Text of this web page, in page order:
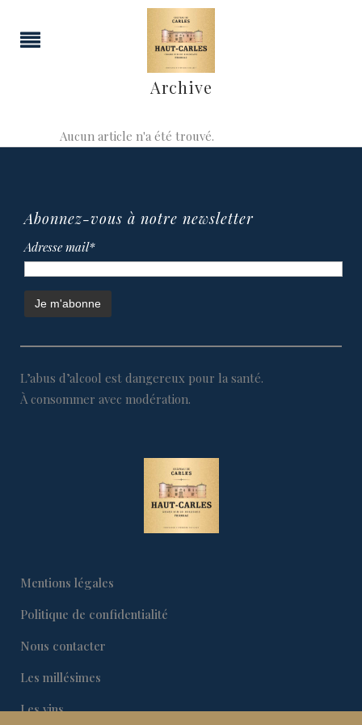
Archive
Aucun article n'a été trouvé.
Abonnez-vous à notre newsletter
Adresse mail*
L’abus d’alcool est dangereux pour la santé.
À consommer avec modération.
Mentions légales
Politique de confidentialité
Nous contacter
Les millésimes
Les vins